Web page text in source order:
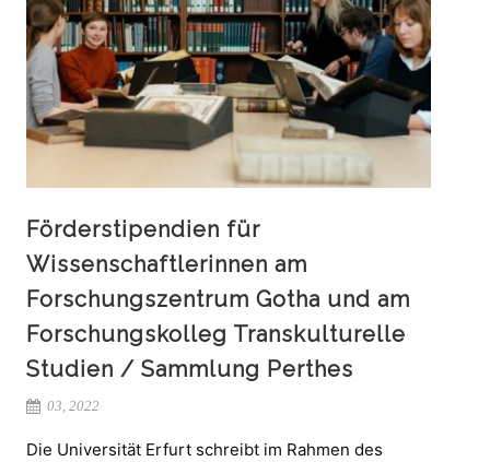
Förderstipendien für
Wissenschaftlerinnen am
Forschungszentrum Gotha und am
Forschungskolleg Transkulturelle
Studien / Sammlung Perthes
03, 2022
Die Universität Erfurt schreibt im Rahmen des